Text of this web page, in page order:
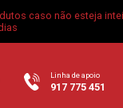
caso não esteja
Linha de apoio
917 775 451